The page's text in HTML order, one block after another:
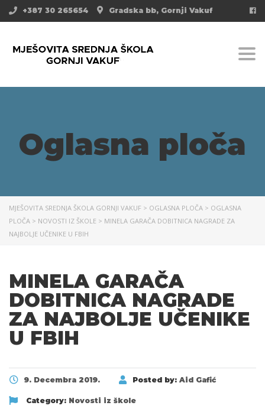
Gradska bb, Gornji Vakuf
+387 30 265654
Oglasna ploča
MJEŠOVITA SREDNJA ŠKOLA GORNJI VAKUF > OGLASNA PLOČA > OGLASNA
PLOČA > NOVOSTI IZ ŠKOLE > MINELA GARAČA DOBITNICA NAGRADE ZA
NAJBOLJE UČENIKE U FBIH
MINELA GARAČA
DOBITNICA NAGRADE
ZA NAJBOLJE UČENIKE
U FBIH
9. Decembra 2019. Posted by: Aid Gafić
Category: Novosti iz škole